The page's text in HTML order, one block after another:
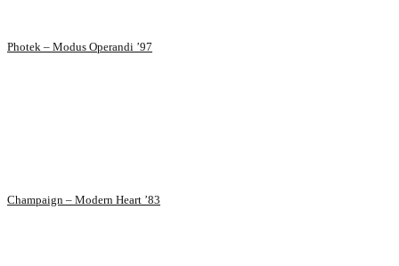
Photek – Modus Operandi ’97
Champaign – Modern Heart ’83